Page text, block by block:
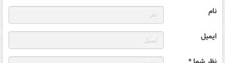
نام
ایمیل